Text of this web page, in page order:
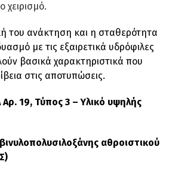
χειρισμό.
του ανάκτηση και η σταθερότητα
με τις εξαιρετικά υδρόφιλες
βασικά χαρακτηριστικά που
στις αποτυπώσεις.
Αρ. 19, Τύπος 3 – Υλικό υψηλής
αθροιστικού